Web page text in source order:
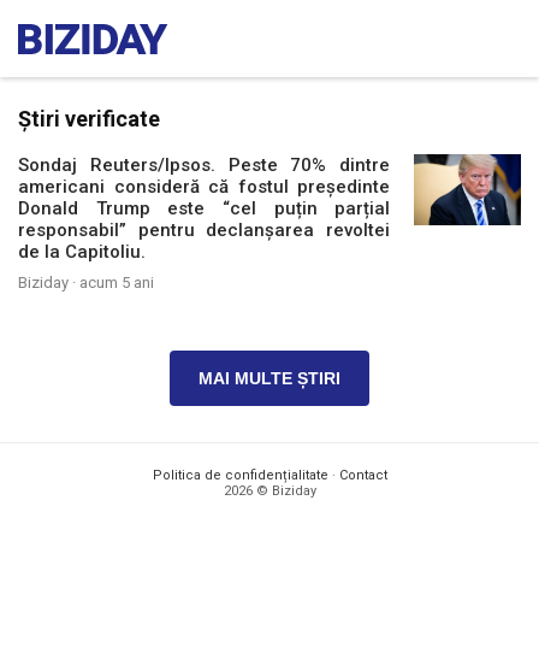
Știri verificate
Sondaj Reuters/Ipsos. Peste 70% dintre
americani consideră că fostul președinte
Donald Trump este “cel puțin parțial
responsabil” pentru declanșarea revoltei
de la Capitoliu.
Biziday · acum 5 ani
MAI MULTE ȘTIRI
Politica de confidențialitate · Contact
2026 © Biziday